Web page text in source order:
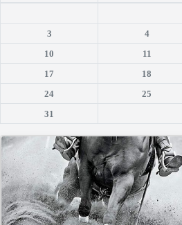
3
4
10
11
17
18
24
25
31